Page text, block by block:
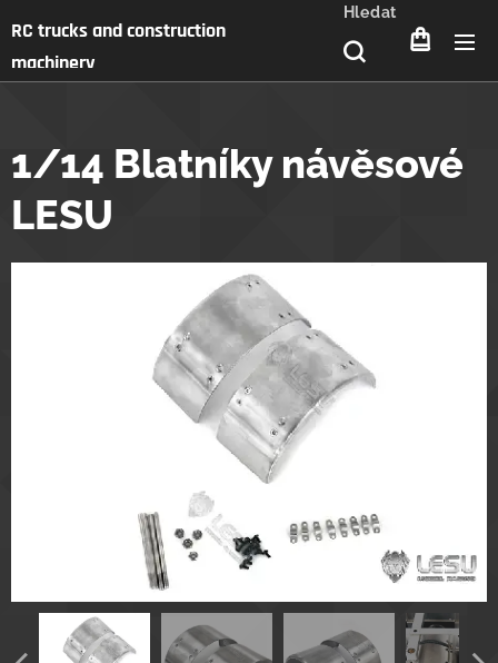
RC trucks and construction
machinery
Hledat
1/14 Blatníky návěsové
LESU